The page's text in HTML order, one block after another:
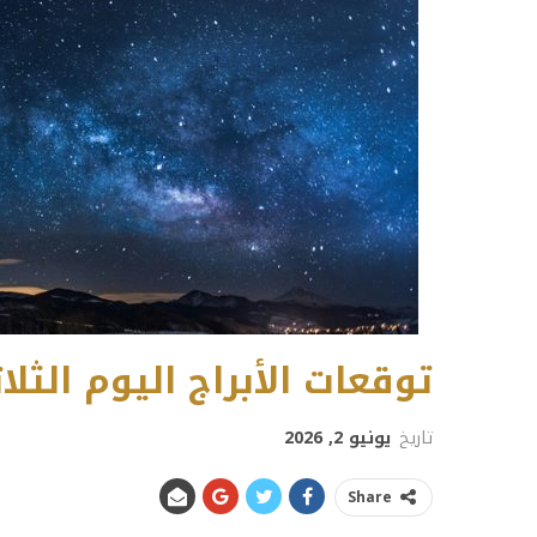
توقعات الأبراج اليوم الثلاثاء 2
تاريخ يونيو 2, 2026
Share